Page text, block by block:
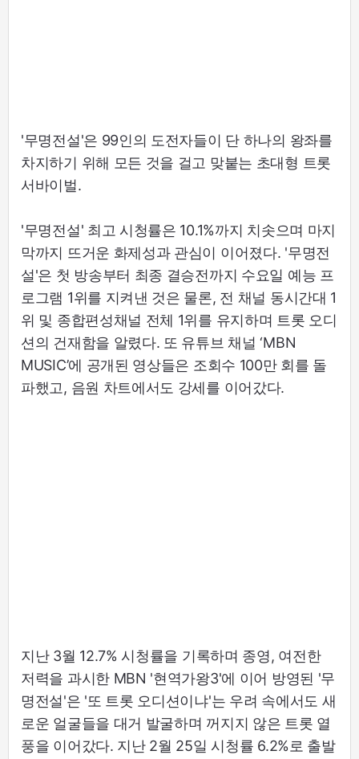
'무명전설'은 99인의 도전자들이 단 하나의 왕좌를
차지하기 위해 모든 것을 걸고 맞붙는 초대형 트롯
서바이벌.
'무명전설' 최고 시청률은 10.1%까지 치솟으며 마지
막까지 뜨거운 화제성과 관심이 이어졌다. '무명전
설'은 첫 방송부터 최종 결승전까지 수요일 예능 프
로그램 1위를 지켜낸 것은 물론, 전 채널 동시간대 1
위 및 종합편성채널 전체 1위를 유지하며 트롯 오디
션의 건재함을 알렸다. 또 유튜브 채널 ‘MBN
MUSIC’에 공개된 영상들은 조회수 100만 회를 돌
파했고, 음원 차트에서도 강세를 이어갔다.
지난 3월 12.7% 시청률을 기록하며 종영, 여전한
저력을 과시한 MBN '현역가왕3'에 이어 방영된 '무
명전설'은 '또 트롯 오디션이냐'는 우려 속에서도 새
로운 얼굴들을 대거 발굴하며 꺼지지 않은 트롯 열
풍을 이어갔다. 지난 2월 25일 시청률 6.2%로 출발